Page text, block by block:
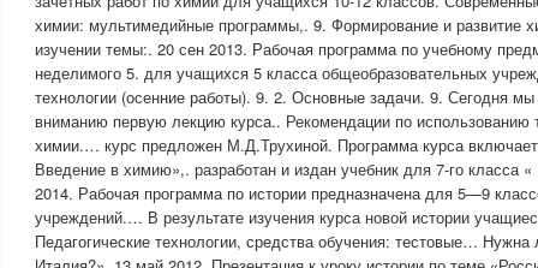
химии: мультимедийные программы,. 9. Формирование и развитие
изучении темы:. 20 сен 2013. Рабочая программа по учебному
неделимого 5. для учащихся 5 класса общеобразовательных
технологии (осенние работы). 9. 2. Основные задачи. 9. Сегодня
вниманию первую лекцию курса.. Рекомендации по использованию
химии.… курс предложен М.Д.Трухиной. Программа курса
Введение в химию»,. разработан и издан учебник для 7-го класса
2014. Рабочая программа по истории предназначена для 5—9
учреждений.… В результате изучения курса новой истории
Педагогические технологии, средства обучения: тестовые…